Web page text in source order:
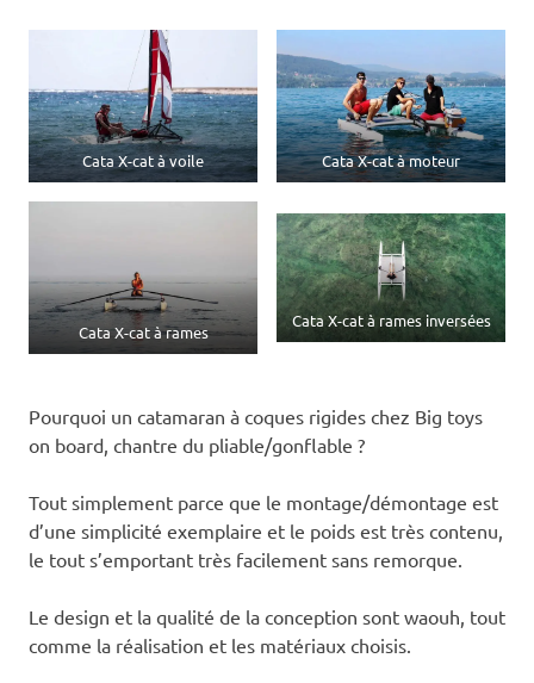
Cata X-cat à voile Cata X-cat à moteur
Cata X-cat à rames
Cata X-cat à rames inversées
Pourquoi un catamaran à coques rigides chez Big toys
on board, chantre du pliable/gonflable ?
Tout simplement parce que le montage/démontage est
d’une simplicité exemplaire et le poids est très contenu,
le tout s’emportant très facilement sans remorque.
Le design et la qualité de la conception sont waouh, tout
comme la réalisation et les matériaux choisis.